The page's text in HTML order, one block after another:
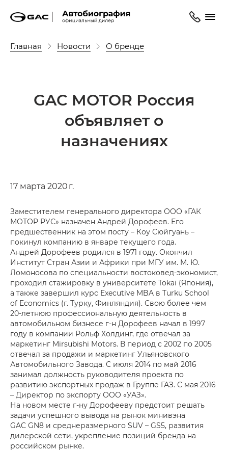
Главная Новости О бренде
GAC MOTOR Россия
объявляет о
назначениях
17 марта 2020 г.
Заместителем генерального директора ООО «ГАК
МОТОР РУС» назначен Андрей Дорофеев. Его
предшественник на этом посту – Коу Сюйгуань –
покинул компанию в январе текущего года.
Андрей Дорофеев родился в 1971 году. Окончил
Институт Стран Азии и Африки при МГУ им. М. Ю.
Ломоносова по специальности востоковед-экономист,
проходил стажировку в университете Tokai (Япония),
а также завершил курс Executive MBA в Turku School
of Economics (г. Турку, Финляндия). Свою более чем
20-летнюю профессиональную деятельность в
автомобильном бизнесе г-н Дорофеев начал в 1997
году в компании Рольф Холдинг, где отвечал за
маркетинг Mirsubishi Motors. В период с 2002 по 2005
отвечал за продажи и маркетинг Ульяновского
Автомобильного Завода. С июля 2014 по май 2016
занимал должность руководителя проекта по
развитию экспортных продаж в Группе ГАЗ. С мая 2016
– Директор по экспорту ООО «УАЗ».
На новом месте г-ну Дорофееву предстоит решать
задачи успешного вывода на рынок минивэна
GAC GN8 и среднеразмерного SUV – GS5, развития
дилерской сети, укрепление позиций бренда на
российском рынке.